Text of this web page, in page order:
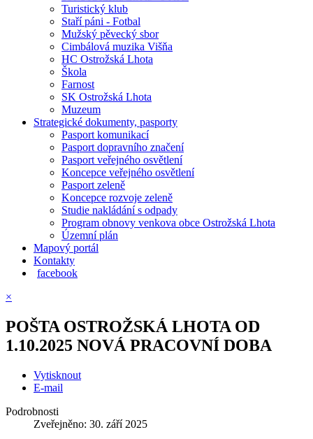
Turistický klub
Staří páni - Fotbal
Mužský pěvecký sbor
Cimbálová muzika Višňa
HC Ostrožská Lhota
Škola
Farnost
SK Ostrožská Lhota
Muzeum
Strategické dokumenty, pasporty
Pasport komunikací
Pasport dopravního značení
Pasport veřejného osvětlení
Koncepce veřejného osvětlení
Pasport zeleně
Koncepce rozvoje zeleně
Studie nakládání s odpady
Program obnovy venkova obce Ostrožská Lhota
Územní plán
Mapový portál
Kontakty
facebook
×
POŠTA OSTROŽSKÁ LHOTA OD
1.10.2025 NOVÁ PRACOVNÍ DOBA
Vytisknout
E-mail
Podrobnosti
Zveřejněno: 30. září 2025